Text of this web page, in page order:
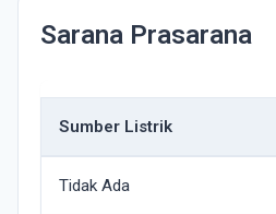
Sarana Prasarana
Sumber Listrik
Tidak Ada